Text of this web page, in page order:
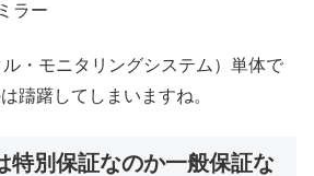
ラー
・モニタリングシステム）単体で
躊躇してしまいますね。
特別保証なのか一般保証な